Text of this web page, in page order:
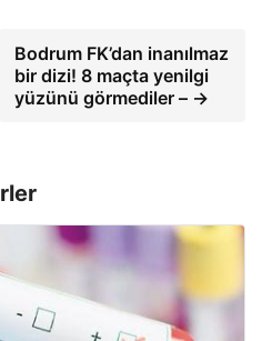
Bodrum FK’dan inanılmaz
bir dizi! 8 maçta yenilgi
yüzünü görmediler – →